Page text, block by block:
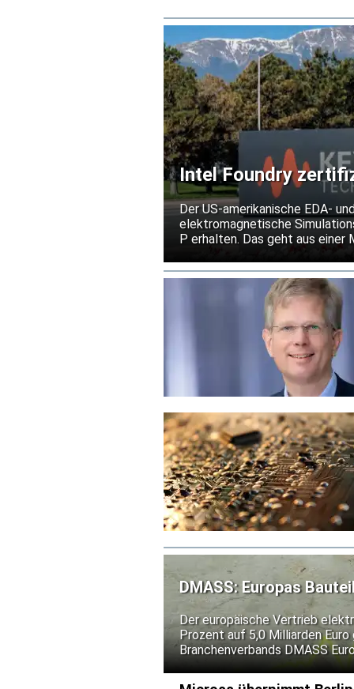
deutlich hinter der
vor allem auf steigende
Intel Foundry
Der US-amerikanische EDA-
elektromagnetische
P erhalten. Das geht aus
von Hochfrequenz- und
out unter den Bedingungen
Risiko kostspieliger
DMASS: Europas
Der europäische Vertrieb
Prozent auf 5,0 Milliarden
Branchenverbands DMASS
allen voran Speicherprodukte,
beeinflusst wurde. Der